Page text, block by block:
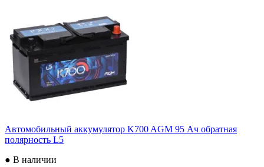
Автомобильный аккумулятор K700 AGM 95 Ач обратная
полярность L5
● В наличии